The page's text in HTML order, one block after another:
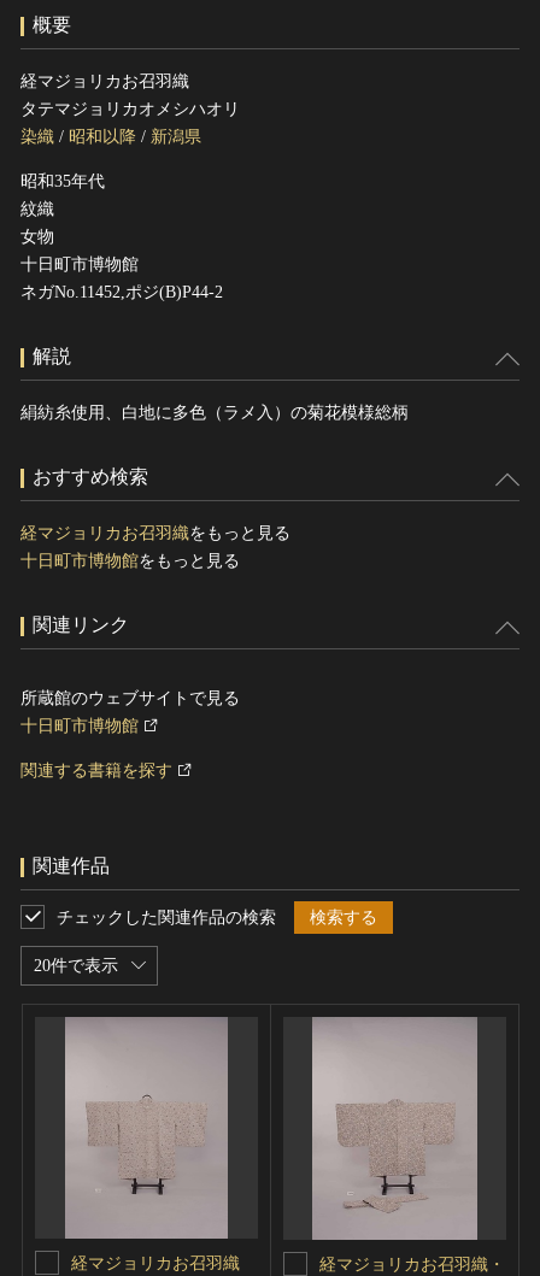
サイトのご意見はこちら
文化遺産データベース
概要
経マジョリカお召羽織
タテマジョリカオメシハオリ
染織 / 昭和以降 / 新潟県
昭和35年代
紋織
女物
十日町市博物館
ネガNo.11452,ポジ(B)P44-2
解説
絹紡糸使用、白地に多色（ラメ入）の菊花模様総柄
おすすめ検索
経マジョリカお召羽織をもっと見る
十日町市博物館をもっと見る
関連リンク
所蔵館のウェブサイトで見る
十日町市博物館
関連する書籍を探す
関連作品
20件で表示
チェックした関連作品の検索 検索する
経マジョリカお召羽織
経マジョリカお召羽織・